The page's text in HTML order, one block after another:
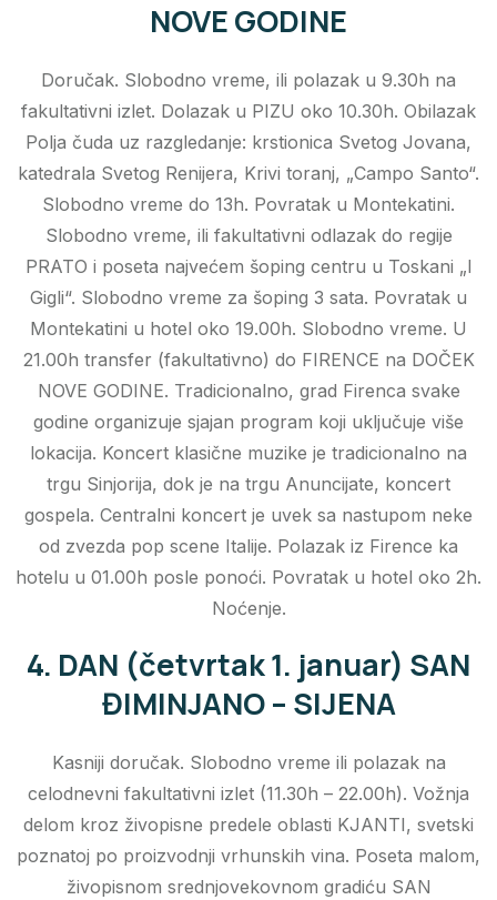
NOVE GODINE
Doručak. Slobodno vreme, ili polazak u 9.30h na
fakultativni izlet. Dolazak u PIZU oko 10.30h. Obilazak
Polja čuda uz razgledanje: krstionica Svetog Jovana,
katedrala Svetog Renijera, Krivi toranj, „Campo Santo“.
Slobodno vreme do 13h. Povratak u Montekatini.
Slobodno vreme, ili fakultativni odlazak do regije
PRATO i poseta najvećem šoping centru u Toskani „I
Gigli“. Slobodno vreme za šoping 3 sata. Povratak u
Montekatini u hotel oko 19.00h. Slobodno vreme. U
21.00h transfer (fakultativno) do FIRENCE na DOČEK
NOVE GODINE. Tradicionalno, grad Firenca svake
godine organizuje sjajan program koji uključuje više
lokacija. Koncert klasične muzike je tradicionalno na
trgu Sinjorija, dok je na trgu Anuncijate, koncert
gospela. Centralni koncert je uvek sa nastupom neke
od zvezda pop scene Italije. Polazak iz Firence ka
hotelu u 01.00h posle ponoći. Povratak u hotel oko 2h.
Noćenje.
4. DAN (četvrtak 1. januar) SAN
ĐIMINJANO – SIJENA
Kasniji doručak. Slobodno vreme ili polazak na
celodnevni fakultativni izlet (11.30h – 22.00h). Vožnja
delom kroz živopisne predele oblasti KJANTI, svetski
poznatoj po proizvodnji vrhunskih vina. Poseta malom,
živopisnom srednjovekovnom gradiću SAN